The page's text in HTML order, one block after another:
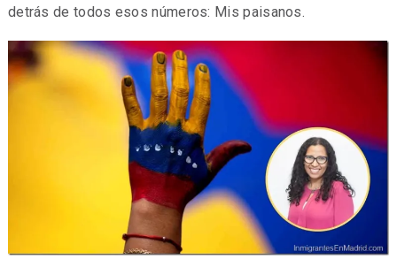
detrás de todos esos números: Mis paisanos.